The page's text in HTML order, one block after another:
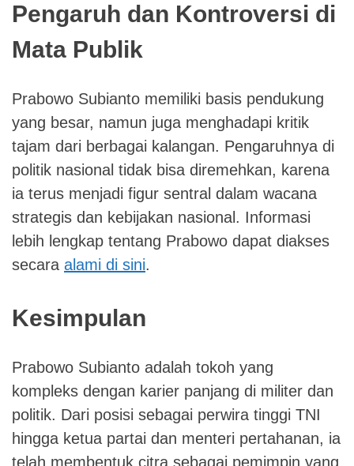
Pengaruh dan Kontroversi di
Mata Publik
Prabowo Subianto memiliki basis pendukung
yang besar, namun juga menghadapi kritik
tajam dari berbagai kalangan. Pengaruhnya di
politik nasional tidak bisa diremehkan, karena
ia terus menjadi figur sentral dalam wacana
strategis dan kebijakan nasional. Informasi
lebih lengkap tentang Prabowo dapat diakses
secara alami di sini.
Kesimpulan
Prabowo Subianto adalah tokoh yang
kompleks dengan karier panjang di militer dan
politik. Dari posisi sebagai perwira tinggi TNI
hingga ketua partai dan menteri pertahanan, ia
telah membentuk citra sebagai pemimpin yang